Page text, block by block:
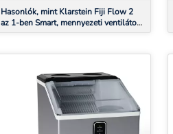
Hasonlók, mint Klarstein Fiji Flow 2
az 1-ben Smart, mennyezeti ventilátor,
Ø 132 cm, dimmelhető LED világítás,
keresztül, 2 irányú működtetés